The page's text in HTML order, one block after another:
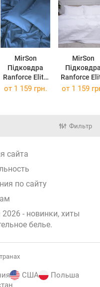
MirSon
Підковдра
Ranforce Elite
19-4150 Ofelia
MirSon
Ranforce
11-2107
от 1 159 грн. от 1 159
Фильтр
сайта
по сайту
2026 - новинки, хиты
белье.
США
Польша